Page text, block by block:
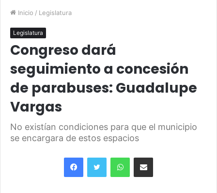
Inicio / Legislatura
Legislatura
Congreso dará
seguimiento a concesión
de parabuses: Guadalupe
Vargas
No existían condiciones para que el municipio
se encargara de estos espacios
FacebookTwitter WhatsAppShare via Email